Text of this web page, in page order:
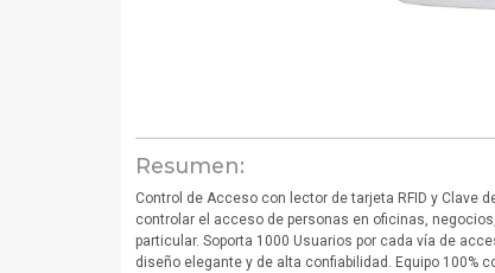
Resumen:
Control de Acceso con lector de tarjeta RFID y Clave
controlar el acceso de personas en oficinas,
particular. Soporta 1000 Usuarios por cada vía de
diseño elegante y de alta confiabilidad. Equipo 100%